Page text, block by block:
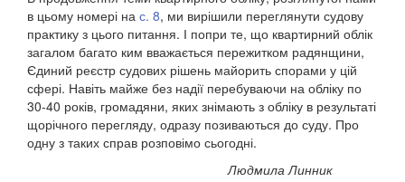
в цьому номері на с. 8, ми вирішили переглянути судову
практику з цього питання. І попри те, що квартирний облік
загалом багато ким вважається пережитком радянщини,
Єдиний реєстр судових рішень майорить спорами у цій
сфері. Навіть майже без надії перебуваючи на обліку по
30-40 років, громадяни, яких знімають з обліку в результаті
щорічного перегляду, одразу позиваються до суду. Про
одну з таких справ розповімо сьогодні.
Людмила Линник